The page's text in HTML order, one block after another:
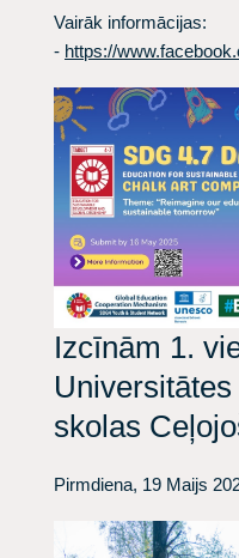
Vairāk informācijas:
- https://
Izcīnām 1.
skolas
Pirmdiena, 19 Maijs